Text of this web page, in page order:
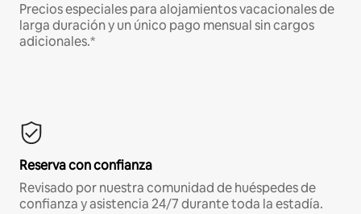
Precios especiales para alojamientos vacacionales de
larga duración y un único pago mensual sin cargos
adicionales.*
Reserva con confianza
Revisado por nuestra comunidad de huéspedes de
confianza y asistencia 24/7 durante toda la estadía.